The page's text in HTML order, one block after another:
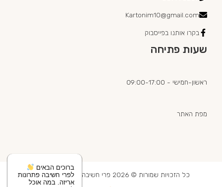
Kartonim10@gmail.com
בקרו אותנו בפייסבוק
שעות פתיחה
ראשון-חמישי - 09:00-17:00
מפת האתר
כל הזכויות שמורות © 2026 פרי חשיבה מוצרי אריזה בע"מ
ברוכים הבאים
לפרי חשיבה פתרונות
אריזה. במה אוכל